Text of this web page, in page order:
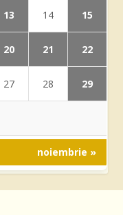
13 14 15
20 21 22
27 28 29
noiembrie »